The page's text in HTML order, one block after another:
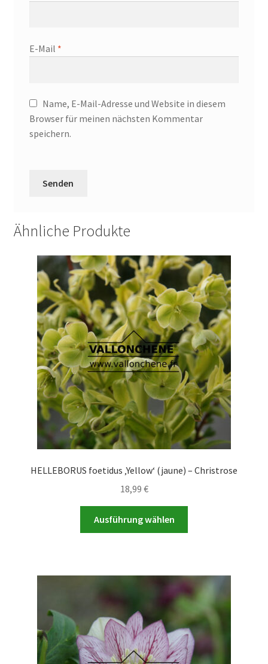
E-Mail *
Name, E-Mail-Adresse und Website in diesem
Browser für meinen nächsten Kommentar
speichern.
Ähnliche Produkte
HELLEBORUS foetidus ‚Yellow‘ (jaune) – Christrose
18,99 €
Ausführung wählen
auf.
Die
Optionen
können
auf